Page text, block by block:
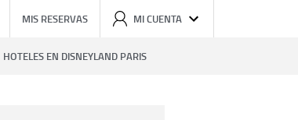
MIS RESERVAS MI CUENTA
HOTELES EN DISNEYLAND PARIS